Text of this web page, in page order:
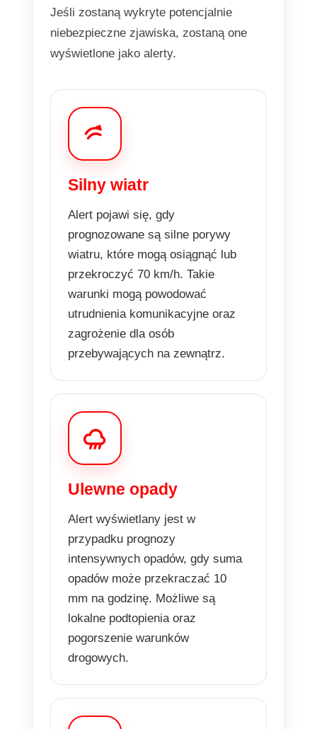
Jeśli zostaną wykryte potencjalnie
niebezpieczne zjawiska, zostaną one
wyświetlone jako alerty.
Silny wiatr
Alert pojawi się, gdy
prognozowane są silne porywy
wiatru, które mogą osiągnąć lub
przekroczyć 70 km/h. Takie
warunki mogą powodować
utrudnienia komunikacyjne oraz
zagrożenie dla osób
przebywających na zewnątrz.
Ulewne opady
Alert wyświetlany jest w
przypadku prognozy
intensywnych opadów, gdy suma
opadów może przekraczać 10
mm na godzinę. Możliwe są
lokalne podtopienia oraz
pogorszenie warunków
drogowych.